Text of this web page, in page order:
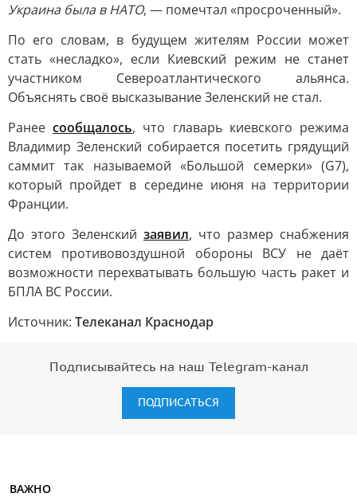
Украина была в НАТО, — помечтал «просроченный».
По его словам, в будущем жителям России может
стать «несладко», если Киевский режим не станет
участником Североатлантического альянса.
Объяснять своё высказывание Зеленский не стал.
Ранеесообщалось, что главарь киевского режима
Владимир Зеленский собирается посетить грядущий
саммит так называемой «Большой семерки» (G7),
который пройдет в середине июня на территории
Франции.
До этого Зеленский заявил, что размер снабжения
систем противовоздушной обороны ВСУ не даёт
возможности перехватывать большую часть ракет и
БПЛА ВС России.
Источник: Телеканал Краснодар
Подписывайтесь на наш Telegram-канал
ПОДПИСАТЬСЯ
ВАЖНО